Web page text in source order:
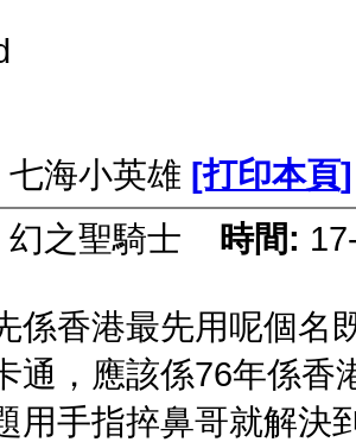
七海小英雄 [打印本頁]
幻之聖騎士 時間:
係香港最先用呢個名
通，應該係76年係香
用手指捽鼻哥就解決